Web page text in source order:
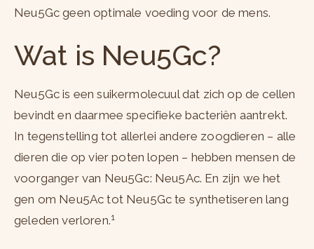
Neu5Gc geen optimale voeding voor de mens.
Wat is Neu5Gc?
Neu5Gc is een suikermolecuul dat zich op de cellen
bevindt en daarmee specifieke bacteriën aantrekt.
In tegenstelling tot allerlei andere zoogdieren – alle
dieren die op vier poten lopen – hebben mensen de
voorganger van Neu5Gc: Neu5Ac. En zijn we het
gen om Neu5Ac tot Neu5Gc te synthetiseren lang
geleden verloren.1